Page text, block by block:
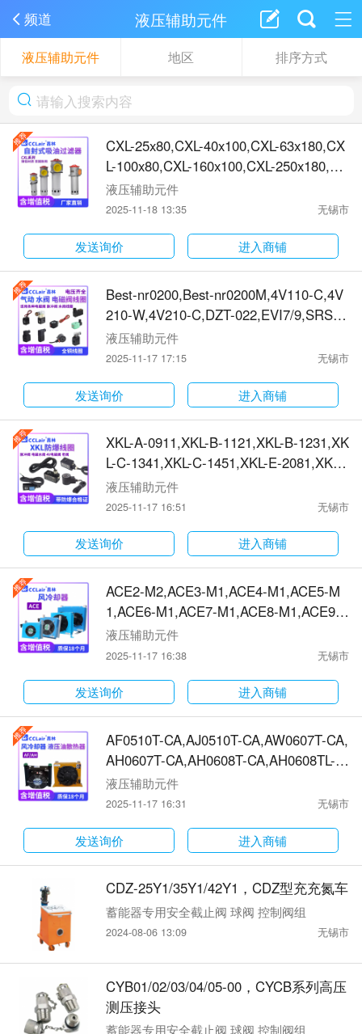
频道 液压辅助元件
液压辅助元件 地区 排序方式
CXL-25x80,CXL-40x100,CXL-63x180,CX
L-100x80,CXL-160x100,CXL-250x180,CX
L-400x80,CXL-630x100,CXL-800x180,X-
CX25x95-CX40x115-CX63x140-CX100x
-CX630x329-CX800x
液压辅助元件
2025-11-18 13:35 无锡市
发送询价 进入商铺
Best-nr0200,Best-nr0200M,4V110-C,4V
210-W,4V210-C,DZT-022,EVI7/9,SRS2-
5D,SRS2-8D,710,3130,3130E,0543 001-
00,0545 001-0015802,BD-A,BD-B,BD-C,
M,2W-16F,AB310,AB310E,AB410,AB41
0E,AB510,16431,16432防爆电磁阀
液压辅助元件
2025-11-17 17:15 无锡市
发送询价 进入商铺
XKL-A-0911,XKL-B-1121,XKL-B-1231,XK
L-C-1341,XKL-C-1451,XKL-E-2081,XKL-
D-1661,XKL-D-1871防爆电磁阀
液压辅助元件
2025-11-17 16:51 无锡市
发送询价 进入商铺
ACE2-M2,ACE3-M1,ACE4-M1,ACE5-M
1,ACE6-M1,ACE7-M1,ACE8-M1,ACE9-
M2,ACE10-M2风冷却器
液压辅助元件
2025-11-17 16:38 无锡市
发送询价 进入商铺
AF0510T-CA,AJ0510T-CA,AW0607T-CA,
AH0607T-CA,AH0608T-CA,AH0608TL-C
A,AH1012T-CA,AJ1012T-CA,AF1025T-C
A,AJ1025T-CA,AH1417T-CA,AH1490T-C
CA分冷却器
液压辅助元件
2025-11-17 16:31 无锡市
发送询价 进入商铺
CDZ-25Y1/35Y1/42Y1，CDZ型充充氮车
蓄能器专用安全截止阀 球阀 控制阀组
2024-08-06 13:09 无锡市
CYB01/02/03/04/05-00，CYCB系列高压
测压接头
蓄能器专用安全截止阀 球阀 控制阀组